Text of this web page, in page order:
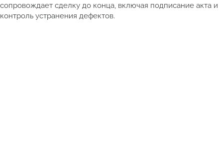
сопровождает сделку до конца, включая подписание акта и
контроль устранения дефектов.